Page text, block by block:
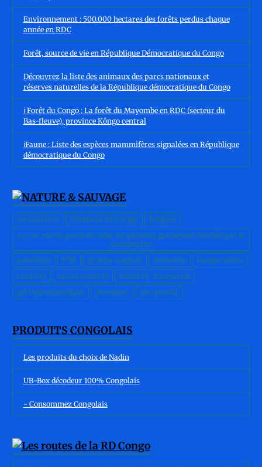
Environnement : 500.000 hectares des forêts perdus chaque
année en RDC
Forêt, source de vie en République Démocratique du Congo
Découvrez la liste des animaux des parcs nationaux et
réserves naturelles de la République démocratique du Congo
ℹ️ Forêt du Congo : La forêt du Mayombe en RDC (secteur du
Bas-fleuve), province Kôngo central
ℹ️Faune : Liste des espèces mammifères signalées en République
démocratique du Congo
coronavirus Kinshasa RD Congo
budgets
un ver marin pourrait aider les patients gravement touchés par le
coronavirus
pandémie
FMI groupe sanguin économie
lavage mains
Covid-19
vaccin covid-19
Covid-19 : L'arénicole
gel hydroalcoolique
provinces test positif
PRODUITS CONGOLAIS
Les produits du choix de Nadin
UB-Box décodeur 100% Congolais
- Consommez Congolais